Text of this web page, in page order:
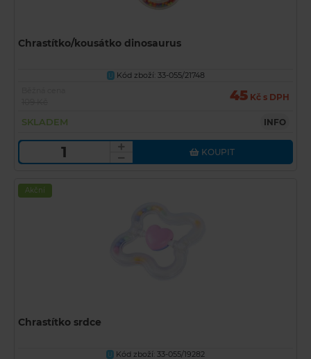
Chrastítko/kousátko dinosaurus
U Kód zboží: 33-055/21748
45 Kč s DPH
SKLADEM INFO
KOUPIT
Akční
Chrastítko srdce
U
Kód zboží: 33-055/19282